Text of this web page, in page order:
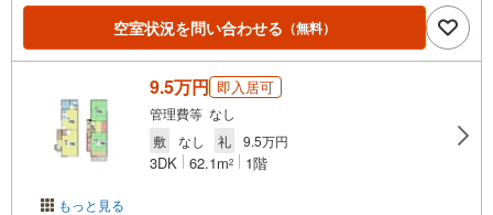
空室状況を問い合わせる （無料）
もっと見る
9.5万円 即入居可
管理費等 なし
敷
なし 礼 9.5万円
3DK 62.1m2 1階